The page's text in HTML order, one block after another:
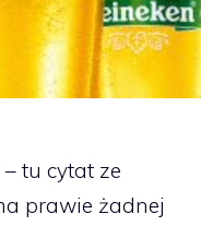
tu cytat ze
prawie żadnej